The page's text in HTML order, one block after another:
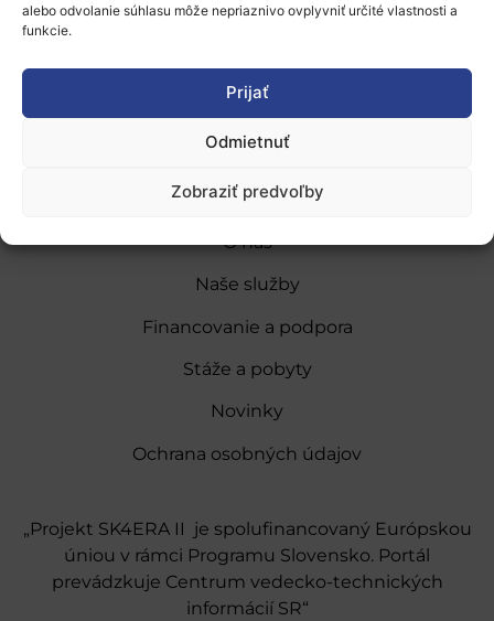
alebo odvolanie súhlasu môže nepriaznivo ovplyvniť určité vlastnosti a
funkcie.
Prijať
Odmietnuť
Zobraziť predvoľby
Velaworks je tak už 11. slovenskou firmou, ktorá uspela
všetkých úspešných slovenských firiem nájdetetu.
O nás
Naše služby
Financovanie a podpora
Stáže a pobyty
Novinky
Ochrana osobných údajov
„Projekt SK4ERA II je spolufinancovaný Európskou
úniou v rámci Programu Slovensko. Portál
prevádzkuje Centrum vedecko-technických
informácií SR“